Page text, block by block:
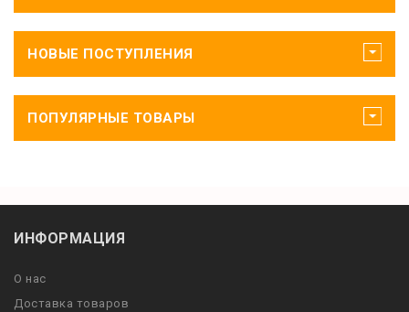
НОВЫЕ ПОСТУПЛЕНИЯ
ПОПУЛЯРНЫЕ ТОВАРЫ
ИНФОРМАЦИЯ
О нас
Доставка товаров